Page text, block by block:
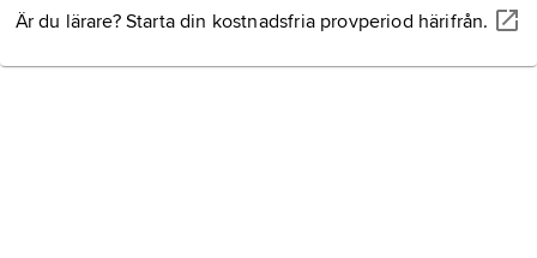
Är du lärare? Starta din kostnadsfria provperiod härifrån.